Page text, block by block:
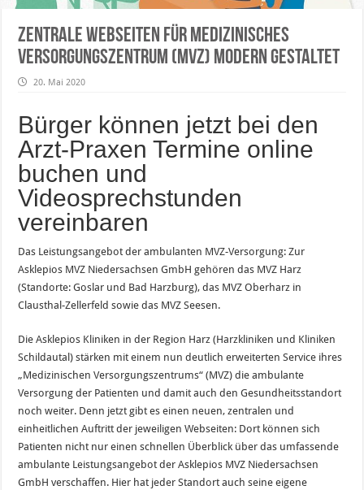
Zentrale Webseiten für Medizinisches
Versorgungszentrum (MVZ) modern gestaltet
20. Mai 2020
Bürger können jetzt bei den
Arzt-Praxen Termine online
buchen und
Videosprechstunden
vereinbaren
Das Leistungsangebot der ambulanten MVZ-Versorgung: Zur
Asklepios MVZ Niedersachsen GmbH gehören das MVZ Harz
(Standorte: Goslar und Bad Harzburg), das MVZ Oberharz in
Clausthal-Zellerfeld sowie das MVZ Seesen.
Die Asklepios Kliniken in der Region Harz (Harzkliniken und Kliniken
Schildautal) stärken mit einem nun deutlich erweiterten Service ihres
„Medizinischen Versorgungszentrums“ (MVZ) die ambulante
Versorgung der Patienten und damit auch den Gesundheitsstandort
noch weiter. Denn jetzt gibt es einen neuen, zentralen und
einheitlichen Auftritt der jeweiligen Webseiten: Dort können sich
Patienten nicht nur einen schnellen Überblick über das umfassende
ambulante Leistungsangebot der Asklepios MVZ Niedersachsen
GmbH verschaffen. Hier hat jeder Standort auch seine eigene